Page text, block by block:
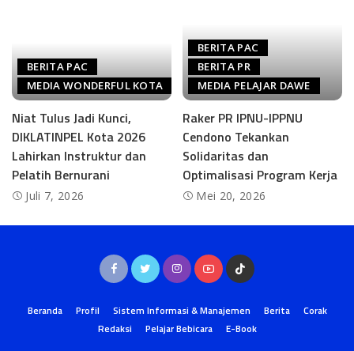
BERITA PAC
MEDIA WONDERFUL KOTA
Niat Tulus Jadi Kunci,
DIKLATINPEL Kota 2026
Lahirkan Instruktur dan
Pelatih Bernurani
Juli 7, 2026
BERITA PAC
BERITA PR
MEDIA PELAJAR DAWE
Raker PR IPNU-IPPNU
Cendono Tekankan
Solidaritas dan
Optimalisasi Program Kerja
Mei 20, 2026
Beranda Profil Sistem Informasi & Manajemen Berita
Corak
Redaksi
Pelajar Bebicara E-Book